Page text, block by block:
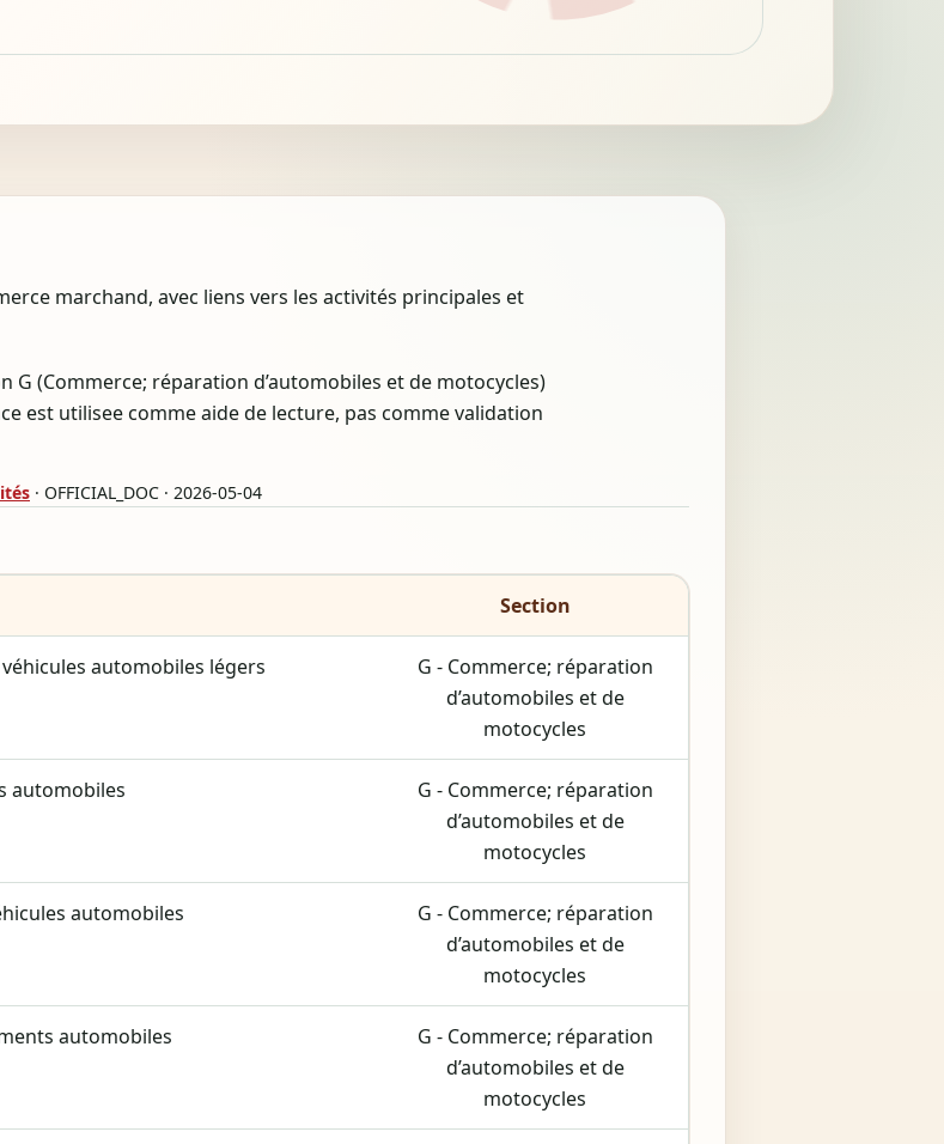
marchand, avec liens vers les activités principales et
G (Commerce; réparation d’automobiles et de motocycles)
est utilisee comme aide de lecture, pas comme validation
· OFFICIAL_DOC · 2026-05-04
Section
automobiles légers
G - Commerce; réparation
d’automobiles et de
motocycles
automobiles
G - Commerce; réparation
d’automobiles et de
motocycles
automobiles
G - Commerce; réparation
d’automobiles et de
motocycles
automobiles
G - Commerce; réparation
d’automobiles et de
motocycles